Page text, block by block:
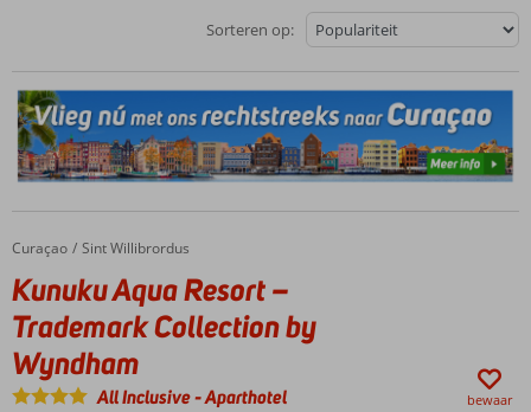
Sorteren op:
Home
Curaçao Sint Willibrordus
Kunuku Aqua Resort – Trademark Collection by Wyndham
Kunuku Aqua Resort –
Trademark Collection by
Wyndham
All Inclusive-Aparthotel bewaar